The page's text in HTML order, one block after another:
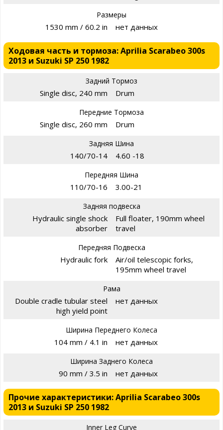
Размеры
1530 mm / 60.2 in нет данных
Ходовая часть и тормоза: Aprilia Scarabeo 300s
2013 и Suzuki SP 250 1982
Задний Тормоз
Single disc, 240 mm Drum
Передние Тормоза
Single disc, 260 mm Drum
Задняя Шина
140/70-14 4.60 -18
Передняя Шина
110/70-16 3.00-21
Задняя подвеска
Hydraulic single shock
absorber
Full floater, 190mm wheel
travel
Передняя Подвеска
Hydraulic fork
Air/oil telescopic forks,
195mm wheel travel
Рама
Double cradle tubular steel
high yield point
нет данных
Ширина Переднего Колеса
104 mm / 4.1 in нет данных
Ширина Заднего Колеса
90 mm / 3.5 in нет данных
Прочие характеристики: Aprilia Scarabeo 300s
2013 и Suzuki SP 250 1982
Inner Leg Curve